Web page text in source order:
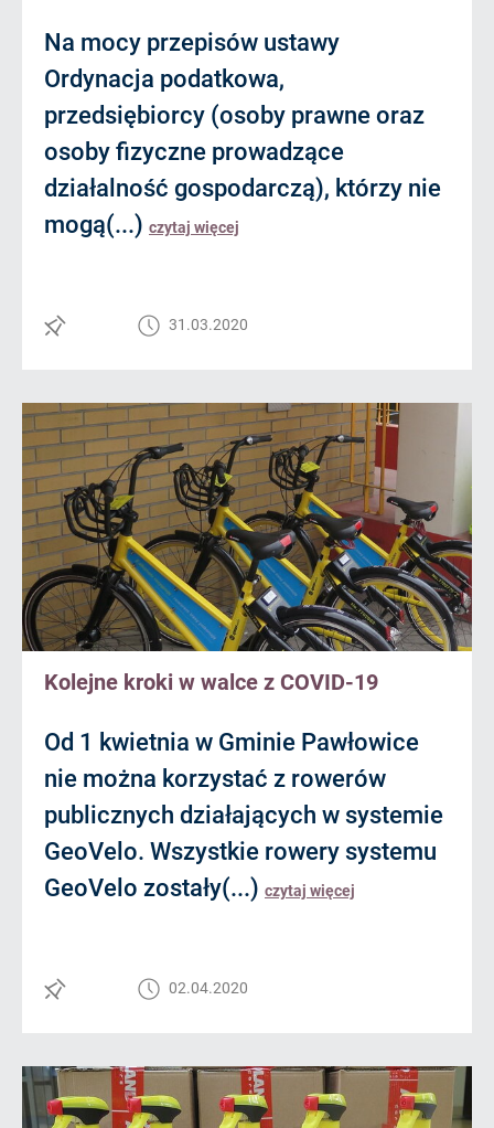
Na mocy przepisów ustawy
Ordynacja podatkowa,
przedsiębiorcy (osoby prawne oraz
osoby fizyczne prowadzące
działalność gospodarczą), którzy nie
mogą(...) czytaj więcej
31.03.2020
Kolejne kroki w walce z COVID-19
Od 1 kwietnia w Gminie Pawłowice
nie można korzystać z rowerów
publicznych działających w systemie
GeoVelo. Wszystkie rowery systemu
GeoVelo zostały(...) czytaj więcej
02.04.2020